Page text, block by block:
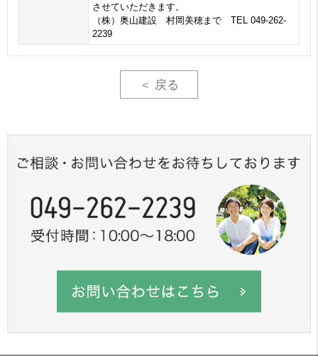
させていただきます。
（株）奥山建設 村岡美穂まで TEL 049-262-
2239
＜ 戻る